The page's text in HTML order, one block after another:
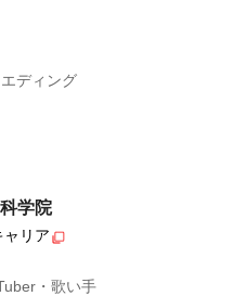
ディング
学院
ャリア
・歌い手